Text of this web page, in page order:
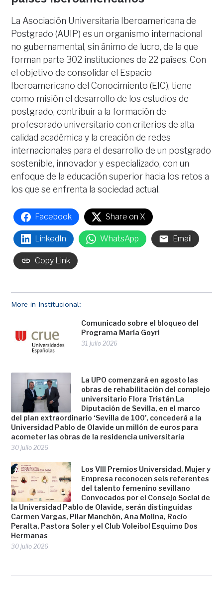
More in Institucional:
Comunicado sobre el bloqueo del
Programa María Goyri
31 julio 2026
La UPO comenzará en agosto las
obras de rehabilitación del complejo
universitario Flora Tristán La
Diputación de Sevilla, en el marco
del plan extraordinario ‘Sevilla de 100’, concederá a la
Universidad Pablo de Olavide un millón de euros para
acometer las obras de la residencia universitaria
30 julio 2026
Los VIII Premios Universidad, Mujer y
Empresa reconocen seis referentes
del talento femenino sevillano
Convocados por el Consejo Social de
la Universidad Pablo de Olavide, serán distinguidas
Carmen Vargas, Pilar Manchón, Ana Molina, Rocío
Peralta, Pastora Soler y el Club Voleibol Esquimo Dos
Hermanas
30 julio 2026
La Asociación Universitaria Iberoamericana de
Postgrado (AUIP) es un organismo internacional
no gubernamental, sin ánimo de lucro, de la que
forman parte 302 instituciones de 22 países. Con
el objetivo de consolidar el Espacio
Iberoamericano del Conocimiento (EIC), tiene
como misión el desarrollo de los estudios de
postgrado, contribuir a la formación de
profesorado universitario con criterios de alta
calidad académica y la creación de redes
internacionales para el desarrollo de un postgrado
sostenible, innovador y especializado, con un
enfoque de la educación superior hacia los retos a
los que se enfrenta la sociedad actual.
Facebook Share on X
LinkedIn WhatsApp Email
Copy Link